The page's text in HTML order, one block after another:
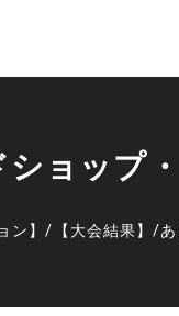
ョップ
ン】/ 【大会結果】/